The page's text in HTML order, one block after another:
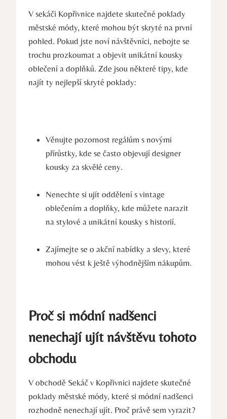
V sekáči Kopřivnice najdete skutečné poklady
městské módy, které mohou být skryté na první
pohled. Pokud jste noví návštěvníci, nebojte se
trochu prozkoumat a objevit unikátní kousky
oblečení a doplňků. Zde jsou některé tipy, kde
najít ty nejlepší skryté poklady:
Věnujte pozornost regálům s novými
přírůstky, kde se často objevují designer
kousky za skvělé ceny.
Nenechte si ujít oddělení s vintage
oblečením a doplňky, kde můžete narazit
na stylové a unikátní kousky s historií.
Zajímejte se o akční nabídky a slevy, které
mohou vést k ještě výhodnějším nákupům.
Proč si módní nadšenci
nenechají ujít návštěvu tohoto
obchodu
V obchodě Sekáč v Kopřivnici najdete skutečné
poklady městské módy, které si módní nadšenci
rozhodně nenechají ujít. Proč právě sem vyrazit?